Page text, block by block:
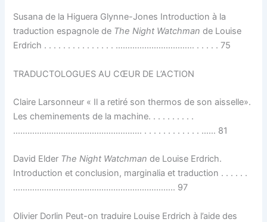
Susana de la Higuera Glynne-Jones Introduction à la
traduction espagnole de The Night Watchman de Louise
Erdrich . . . . . . . . . . . . . . . …………………………… . . . . . 75
TRADUCTOLOGUES AU CŒUR DE L’ACTION
Claire Larsonneur « Il a retiré son thermos de son aisselle».
Les cheminements de la machine. . . . . . . . . .
……………………………………………… . . . . . . . . . . . . …… 81
David Elder The Night Watchman de Louise Erdrich.
Introduction et conclusion, marginalia et traduction . . . . . .
………………………………………………………….. 97
Olivier Dorlin Peut-on traduire Louise Erdrich à l’aide des